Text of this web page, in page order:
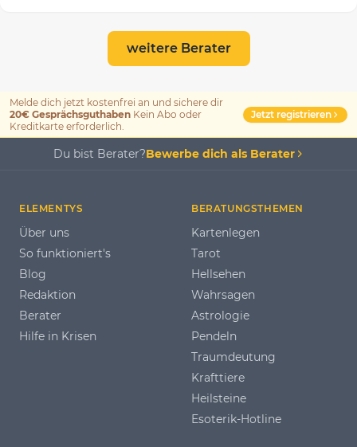
weitere Berater
Melde dich jetzt kostenfrei an und sichere dir
20€ Gesprächsguthaben Kein Abo oder
Kreditkarte erforderlich.
Jetzt registrieren
Du bist Berater?Bewerbe dich als Berater
ELEMENTYS
Über uns
So funktioniert's
Blog
Redaktion
Berater
Hilfe in Krisen
BERATUNGSTHEMEN
Kartenlegen
Tarot
Hellsehen
Wahrsagen
Astrologie
Pendeln
Traumdeutung
Krafttiere
Heilsteine
Esoterik-Hotline